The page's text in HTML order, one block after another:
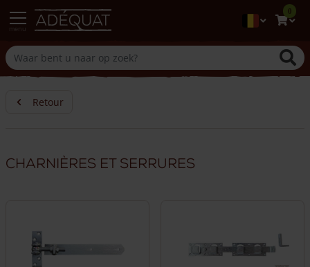
0
Retour
Charnières et serrures